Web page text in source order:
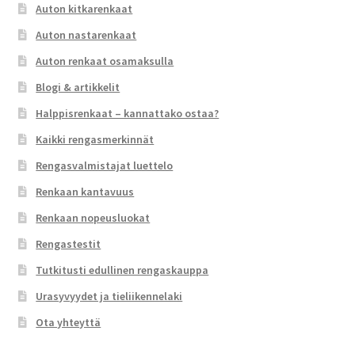
Auton kitkarenkaat
Auton nastarenkaat
Auton renkaat osamaksulla
Blogi & artikkelit
Halppisrenkaat – kannattako ostaa?
Kaikki rengasmerkinnät
Rengasvalmistajat luettelo
Renkaan kantavuus
Renkaan nopeusluokat
Rengastestit
Tutkitusti edullinen rengaskauppa
Urasyvyydet ja tieliikennelaki
Ota yhteyttä